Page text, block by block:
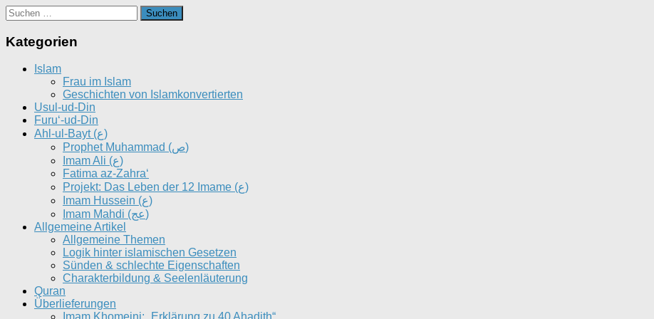
Suchen
nach:
Kategorien
Islam
Frau im Islam
Geschichten von Islamkonvertierten
Usul-ud-Din
Furu‘-ud-Din
Ahl-ul-Bayt (ع)
Prophet Muhammad (ص)
Imam Ali (ع)
Fatima az-Zahra‘
Projekt: Das Leben der 12 Imame (ع)
Imam Hussein (ع)
Imam Mahdi (عج)
Allgemeine Artikel
Allgemeine Themen
Logik hinter islamischen Gesetzen
Sünden & schlechte Eigenschaften
Charakterbildung & Seelenläuterung
Quran
Überlieferungen